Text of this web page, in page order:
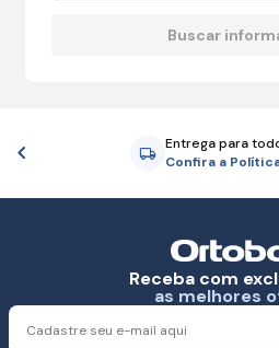
Entrega para
Confira a
Anterior
Receba com
as melhores